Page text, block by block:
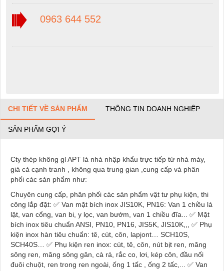
0963 644 552
CHI TIẾT VỀ SẢN PHẨM THÔNG TIN DOANH NGHIỆP
SẢN PHẨM GỢI Ý
Cty thép không gỉ APT là nhà nhập khẩu trực tiếp từ nhà máy,
giá cả cạnh tranh , không qua trung gian ,cung cấp và phân
phối các sản phẩm như:
Chuyên cung cấp, phân phối các sản phẩm vật tư phụ kiện, thi
công lắp đặt: ✅ Van mặt bích inox JIS10K, PN16: Van 1 chiều lá
lật, van cổng, van bi, y lọc, van bướm, van 1 chiều đĩa... ✅ Mặt
bích inox tiêu chuẩn ANSI, PN10, PN16, JIS5K, JIS10K,,, ✅ Phụ
kiện inox hàn tiêu chuẩn: tê, cút, côn, lapjont… SCH10S,
SCH40S… ✅ Phụ kiện ren inox: cút, tê, côn, nút bịt ren, măng
sông ren, măng sông gân, cà rá, rắc co, lơi, kép côn, đầu nối
đuôi chuột, ren trong ren ngoài, ống 1 tấc , ống 2 tấc,... ✅ Van